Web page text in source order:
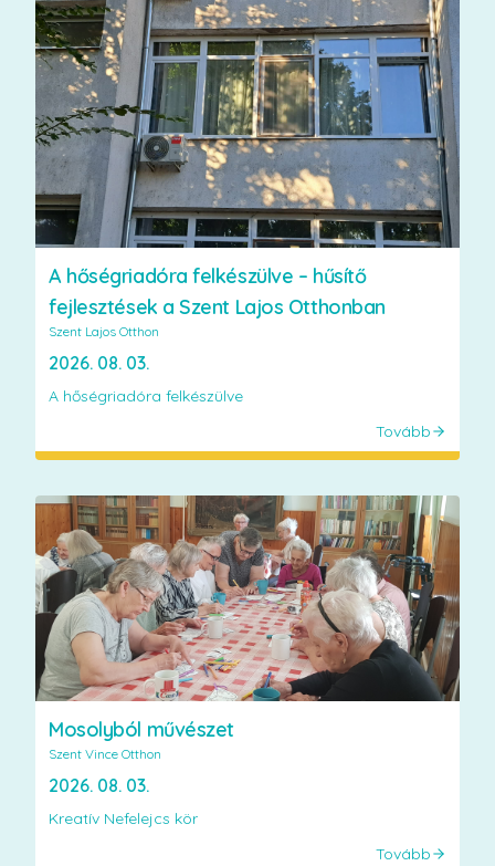
A hőségriadóra felkészülve – hűsítő
fejlesztések a Szent Lajos Otthonban
Szent Lajos Otthon
2026. 08. 03.
A hőségriadóra felkészülve
Tovább
Mosolyból művészet
Szent Vince Otthon
2026. 08. 03.
Kreatív Nefelejcs kör
Tovább